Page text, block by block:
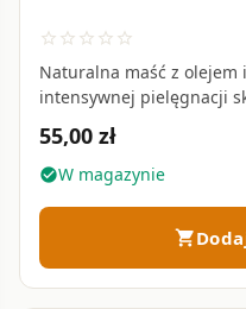
star_border star_border star_border star_border star_border
Naturalna maść z
intensywnej pielęgnacji
atopowej — 100%
55,00 zł
check_circleW magazynie
shopping_cart